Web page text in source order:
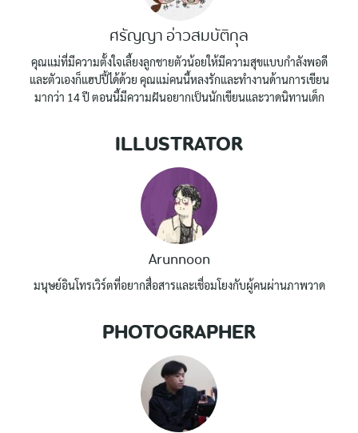
ศรัญญา อ่าวสมบัติกุล
คุณแม่ที่มีความตั้งใจเลี้ยงลูกชายตัวน้อยให้มีความสุขแบบกำลังพอดี
และตัวเองก็แฮปปี้ได้ด้วย คุณแม่คนนี้หลงรักและทำงานด้านการเขียน
มากว่า 14 ปี ตอนนี้มีความฝันอยากเป็นนักเขียนและวาดนิทานเด็ก
ILLUSTRATOR
Arunnoon
มนุษย์อินโทรเวิร์ตที่อยากสื่อสารและเชื่อมโยงกับผู้คนผ่านภาพวาด
PHOTOGRAPHER